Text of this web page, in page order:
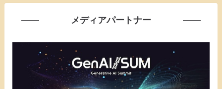
メディアパートナー